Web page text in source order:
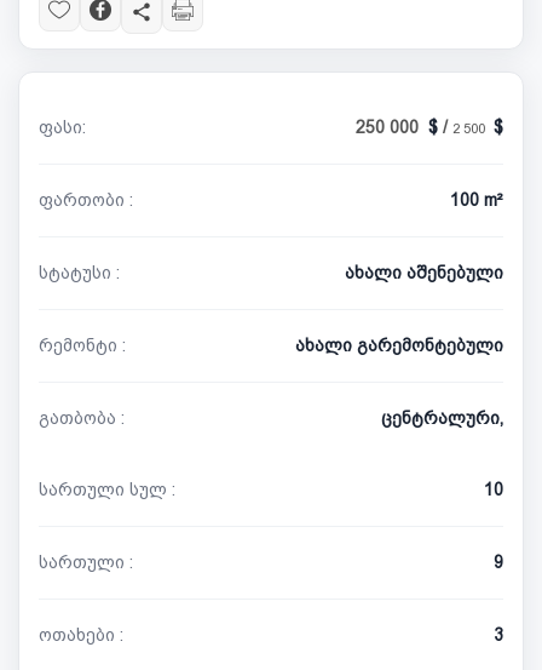
ფასი: 250 000 / 2 500
ფართობი : 100 m²
სტატუსი : ახალი აშენებული
რემონტი : ახალი გარემონტებული
გათბობა : ცენტრალური,
სართული სულ : 10
სართული : 9
ოთახები : 3